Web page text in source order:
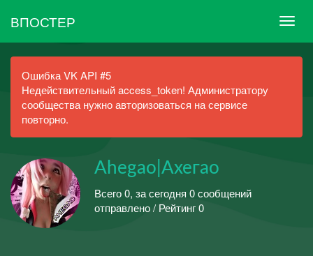
ВПОСТЕР
Ошибка VK API #5
Недействительный access_token! Администратору
сообщества нужно авторизоваться на сервисе
повторно.
Ahegao|Ахегао
Всего 0, за сегодня 0 сообщений
отправлено / Рейтинг 0